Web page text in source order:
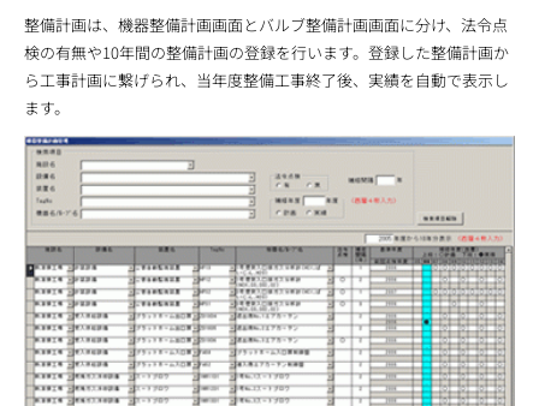
整備計画は、機器整備計画画面とバルブ整備計画画面に分け、法令点
検の有無や10年間の整備計画の登録を行います。登録した整備計画か
ら工事計画に繋げられ、当年度整備工事終了後、実績を自動で表示し
ます。